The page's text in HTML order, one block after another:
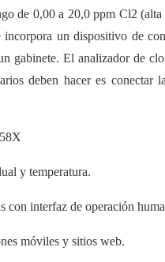
de 0,00 a 20,0 ppm Cl2
un dispositivo de
gabinete. El analizador de
deben hacer es
y temperatura.
con interfaz de operación
móviles y sitios web.